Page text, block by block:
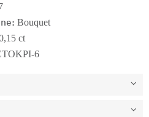
Bouquet
ct
6